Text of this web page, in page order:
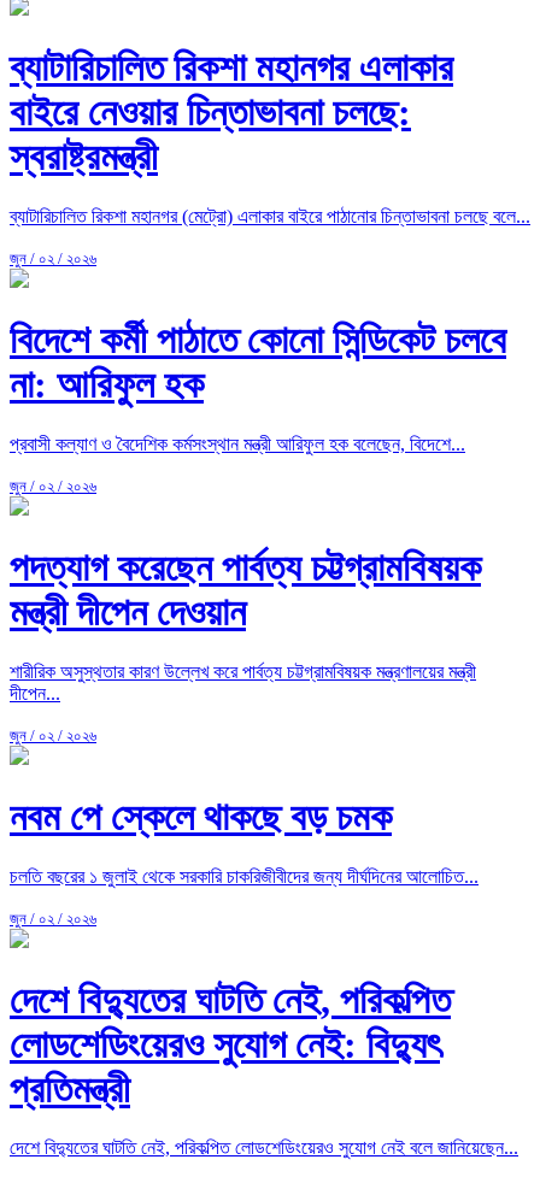
ব্যাটারিচালিত রিকশা মহানগর এলাকার
বাইরে নেওয়ার চিন্তাভাবনা চলছে:
স্বরাষ্ট্রমন্ত্রী
ব্যাটারিচালিত রিকশা মহানগর (মেট্রো) এলাকার বাইরে পাঠানোর চিন্তাভাবনা চলছে বলে...
জুন / ০২ / ২০২৬
বিদেশে কর্মী পাঠাতে কোনো সিন্ডিকেট চলবে
না: আরিফুল হক
প্রবাসী কল্যাণ ও বৈদেশিক কর্মসংস্থান মন্ত্রী আরিফুল হক বলেছেন, বিদেশে...
জুন / ০২ / ২০২৬
পদত্যাগ করেছেন পার্বত্য চট্টগ্রামবিষয়ক
মন্ত্রী দীপেন দেওয়ান
শারীরিক অসুস্থতার কারণ উল্লেখ করে পার্বত্য চট্টগ্রামবিষয়ক মন্ত্রণালয়ের মন্ত্রী
দীপেন...
জুন / ০২ / ২০২৬
নবম পে স্কেলে থাকছে বড় চমক
চলতি বছরের ১ জুলাই থেকে সরকারি চাকরিজীবীদের জন্য দীর্ঘদিনের আলোচিত...
জুন / ০২ / ২০২৬
দেশে বিদ্যুতের ঘাটতি নেই, পরিকল্পিত
লোডশেডিংয়েরও সুযোগ নেই: বিদ্যুৎ
প্রতিমন্ত্রী
দেশে বিদ্যুতের ঘাটতি নেই, পরিকল্পিত লোডশেডিংয়েরও সুযোগ নেই বলে জানিয়েছেন...